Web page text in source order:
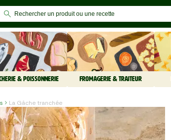
& POISSONNERIE FROMAGERIE & TRAITEUR
La Gâche tranchée